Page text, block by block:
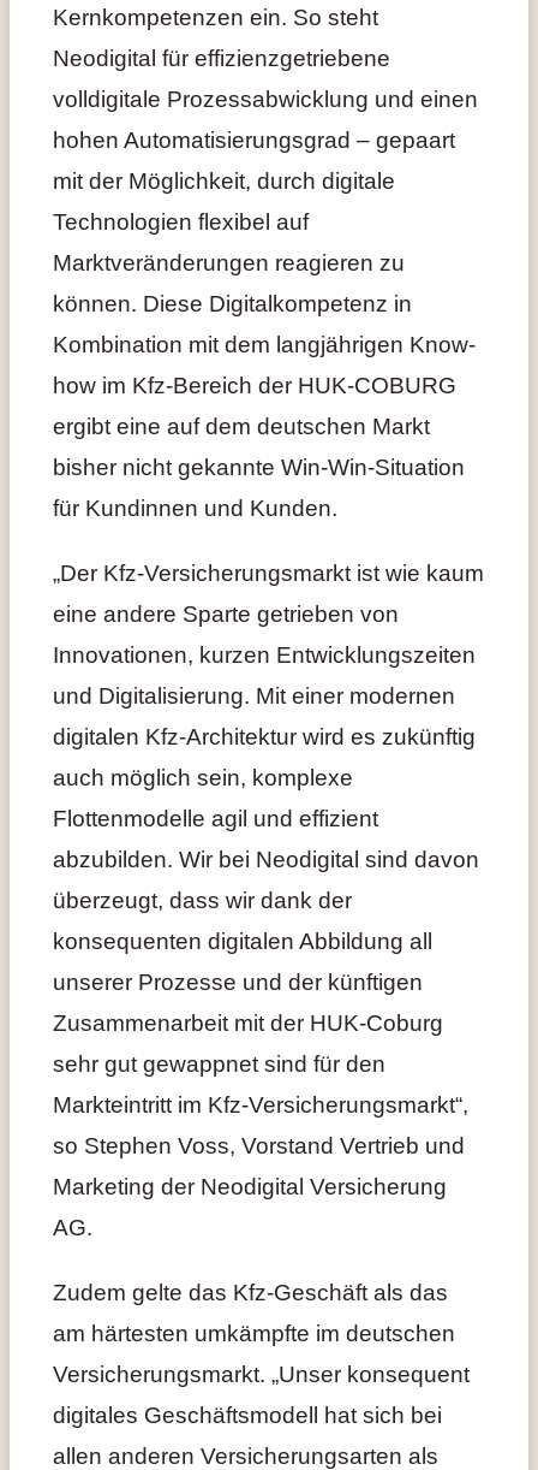
Kernkompetenzen ein. So steht
Neodigital für effizienzgetriebene
volldigitale Prozessabwicklung und einen
hohen Automatisierungsgrad – gepaart
mit der Möglichkeit, durch digitale
Technologien flexibel auf
Marktveränderungen reagieren zu
können. Diese Digitalkompetenz in
Kombination mit dem langjährigen Know-
how im Kfz-Bereich der HUK-COBURG
ergibt eine auf dem deutschen Markt
bisher nicht gekannte Win-Win-Situation
für Kundinnen und Kunden.
„Der Kfz-Versicherungsmarkt ist wie kaum
eine andere Sparte getrieben von
Innovationen, kurzen Entwicklungszeiten
und Digitalisierung. Mit einer modernen
digitalen Kfz-Architektur wird es zukünftig
auch möglich sein, komplexe
Flottenmodelle agil und effizient
abzubilden. Wir bei Neodigital sind davon
überzeugt, dass wir dank der
konsequenten digitalen Abbildung all
unserer Prozesse und der künftigen
Zusammenarbeit mit der HUK-Coburg
sehr gut gewappnet sind für den
Markteintritt im Kfz-Versicherungsmarkt“,
so Stephen Voss, Vorstand Vertrieb und
Marketing der Neodigital Versicherung
AG.
Zudem gelte das Kfz-Geschäft als das
am härtesten umkämpfte im deutschen
Versicherungsmarkt. „Unser konsequent
digitales Geschäftsmodell hat sich bei
allen anderen Versicherungsarten als